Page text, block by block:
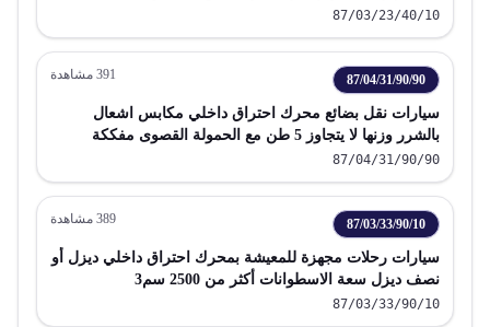
يشمل سيارات الاستيشن و سيارات السباق
87/03/23/40/10
87/04/31/90/90
391 مشاهدة
سيارات نقل بضائع محرك احتراق داخلي مكابس اشعال
بالشرر وزنها لا يتجاوز 5 طن مع الحمولة القصوى مفككة
87/04/31/90/90
87/03/33/90/10
389 مشاهدة
سيارات رحلات مجهزة للمعيشة بمحرك احتراق داخلي ديزل أو
نصف ديزل سعة الاسطوانات أكثر من 2500 سم3
87/03/33/90/10